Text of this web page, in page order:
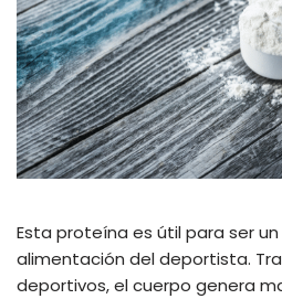
Esta proteína es útil para ser
alimentación del deportista.
deportivos, el cuerpo genera